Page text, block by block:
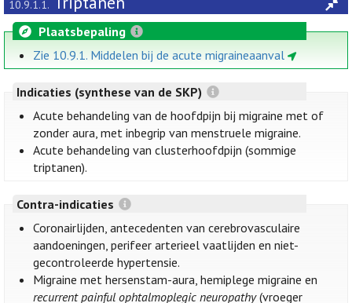
10.9.1.1.
Plaatsbepaling
Zie 10.9.1. Middelen bij de acute migraineaanval
Indicaties (synthese van de SKP)
Acute behandeling van de hoofdpijn bij migraine met of
zonder aura, met inbegrip van menstruele migraine.
Acute behandeling van clusterhoofdpijn (sommige
triptanen).
Contra-indicaties
Coronairlijden, antecedenten van cerebrovasculaire
aandoeningen, perifeer arterieel vaatlijden en niet-
gecontroleerde hypertensie.
Migraine met hersenstam-aura, hemiplege migraine en
recurrent painful ophtalmoplegic neuropathy(vroeger